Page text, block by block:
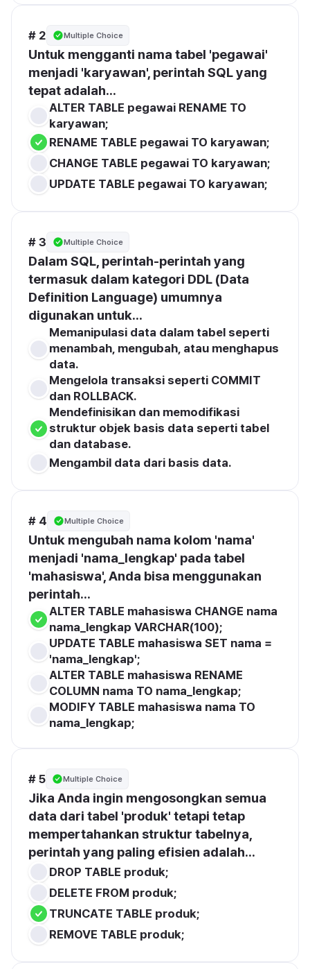
# 2 Multiple Choice
Untuk mengganti nama tabel 'pegawai'
menjadi 'karyawan', perintah SQL yang
tepat adalah...
ALTER TABLE pegawai RENAME TO
karyawan;
RENAME TABLE pegawai TO karyawan;
CHANGE TABLE pegawai TO karyawan;
UPDATE TABLE pegawai TO karyawan;
# 3 Multiple Choice
Dalam SQL, perintah-perintah yang
termasuk dalam kategori DDL (Data
Definition Language) umumnya
digunakan untuk...
Memanipulasi data dalam tabel seperti
menambah, mengubah, atau menghapus
data.
Mengelola transaksi seperti COMMIT
dan ROLLBACK.
Mendefinisikan dan memodifikasi
struktur objek basis data seperti tabel
dan database.
Mengambil data dari basis data.
# 4 Multiple Choice
Untuk mengubah nama kolom 'nama'
menjadi 'nama_lengkap' pada tabel
'mahasiswa', Anda bisa menggunakan
perintah...
ALTER TABLE mahasiswa CHANGE nama
nama_lengkap VARCHAR(100);
UPDATE TABLE mahasiswa SET nama =
'nama_lengkap';
ALTER TABLE mahasiswa RENAME
COLUMN nama TO nama_lengkap;
MODIFY TABLE mahasiswa nama TO
nama_lengkap;
# 5 Multiple Choice
Jika Anda ingin mengosongkan semua
data dari tabel 'produk' tetapi tetap
mempertahankan struktur tabelnya,
perintah yang paling efisien adalah...
DROP TABLE produk;
DELETE FROM produk;
TRUNCATE TABLE produk;
REMOVE TABLE produk;